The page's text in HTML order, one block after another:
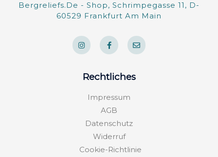
Bergreliefs.de - Shop, Schrimpegasse 11, D-
60529 Frankfurt Am Main
I
n
s
t
r
F
a
c
e
o
o
f
E
n
v
e
Rechtliches
Impressum
AGB
Datenschutz
Widerruf
Cookie-Richtlinie